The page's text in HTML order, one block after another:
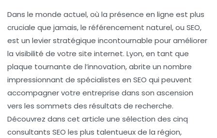
Dans le monde actuel, où la présence en ligne est plus
cruciale que jamais, le référencement naturel, ou SEO,
est un levier stratégique incontournable pour améliorer
la visibilité de votre site internet. Lyon, en tant que
plaque tournante de l’innovation, abrite un nombre
impressionnant de spécialistes en SEO qui peuvent
accompagner votre entreprise dans son ascension
vers les sommets des résultats de recherche.
Découvrez dans cet article une sélection des cinq
consultants SEO les plus talentueux de la région,